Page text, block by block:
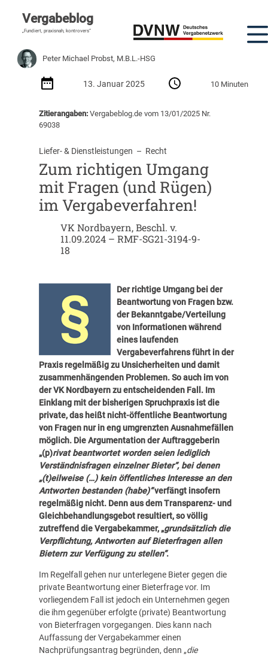
Vergabeblog
„Fundiert, praxisnah, kontrovers“
Peter Michael Probst, M.B.L.-HSG
13. Januar 2025 10 Minuten
Zitierangaben:Vergabeblog.de vom 13/01/2025 Nr.
69038
Liefer- & Dienstleistungen
  –
Recht
Zum richtigen Umgang
mit Fragen (und Rügen)
im Vergabeverfahren!
VK Nordbayern, Beschl. v.
11.09.2024 – RMF-SG21-3194-9-
18
Der richtige Umgang bei der
Beantwortung von Fragen bzw.
der Bekanntgabe/Verteilung
von Informationen während
eines laufenden
Vergabeverfahrens führt in der
Praxis regelmäßig zu Unsicherheiten und damit
zusammenhängenden Problemen. So auch im von
der VK Nordbayern zu entscheidenden Fall. Im
Einklang mit der bisherigen Spruchpraxis ist die
private, das heißt nicht-öffentliche Beantwortung
von Fragen nur in eng umgrenzten Ausnahmefällen
möglich. Die Argumentation der Auftraggeberin
„(p)rivat beantwortet worden seien lediglich
Verständnisfragen einzelner Bieter“, bei denen
„(t)eilweise (…) kein öffentliches Interesse an den
Antworten bestanden (habe)“verfängt insofern
regelmäßig nicht. Denn aus dem Transparenz- und
Gleichbehandlungsgebot resultiert, so völlig
zutreffend die Vergabekammer, „grundsätzlich die
Verpflichtung, Antworten auf Bieterfragen allen
Bietern zur Verfügung zu stellen“.
Im Regelfall gehen nur unterlegene Bieter gegen die
private Beantwortung einer Bieterfrage vor. Im
vorliegendem Fall ist jedoch ein Unternehmen gegen
die ihm gegenüber erfolgte (private) Beantwortung
von Bieterfragen vorgegangen. Dies kann nach
Auffassung der Vergabekammer einen
Nachprüfungsantrag begründen, denn „die